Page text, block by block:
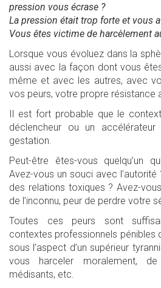
pression vous écrase ?
La pression était trop forte et vous
Vous êtes victime de harcèlement
Lorsque vous évoluez dans la
aussi avec la façon dont vous
même et avec les autres, avec
vos peurs, votre propre résistance
Il est fort probable que le
déclencheur ou un
gestation.
Peut-être êtes-vous quelqu’un
Avez-vous un souci avec
des relations toxiques ? Avez-
de l’inconnu, peur de perdre votre
Toutes ces peurs sont
contextes professionnels pénibles
sous l’aspect d’un supérieur
vous harceler moralement,
médisants, etc.